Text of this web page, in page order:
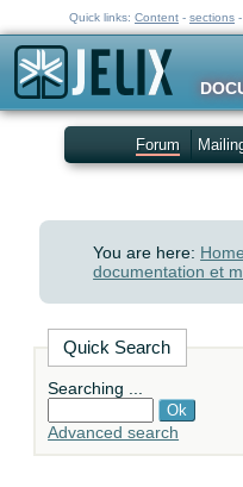
Quick links: Content - sections -
Forum
You are here: Home
documentation et
Quick Search
Searching ...
Advanced search